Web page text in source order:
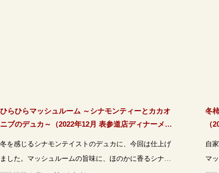
ひらひらマッシュルーム ～シナモンティーとカカオ
ニブのデュカ～（2022年12月 表参道店ディナーメニ
冬を感じるシナモンテイストのデュカに、今回は仕上げ
ました。マッシュルームの旨味に、ほのかに香るシナモ
冬
（
自
マ